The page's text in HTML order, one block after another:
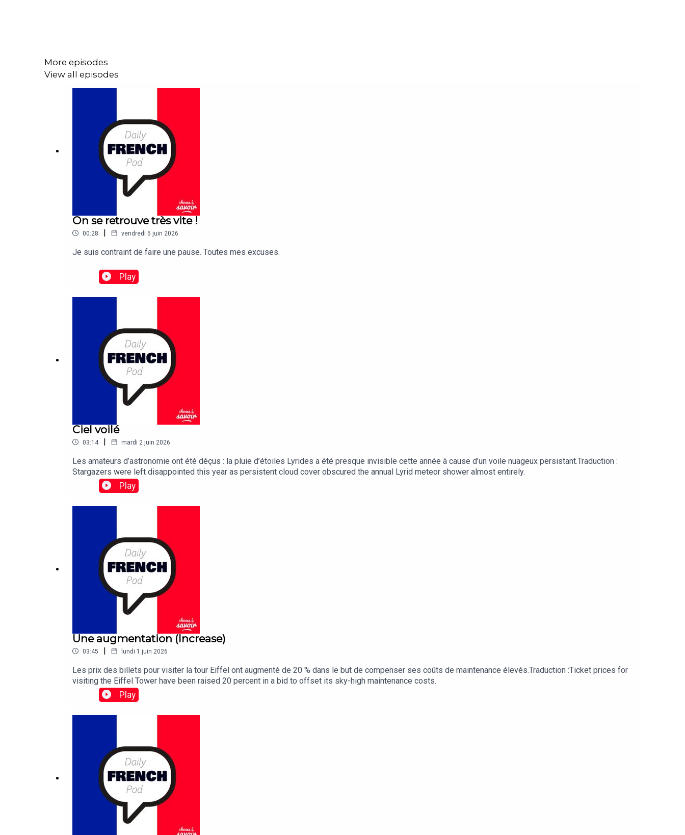
More episodes
View all episodes
On se retrouve très vite !
00:28 | vendredi 5 juin 2026
Je suis contraint de faire une pause. Toutes mes excuses.
Play
Ciel voilé
03:14 | mardi 2 juin 2026
Les amateurs d’astronomie ont été déçus : la pluie d’étoiles Lyrides a été presque invisible cette année à cause d’un voile nuageux persistant.Traduction :
Stargazers were left disappointed this year as persistent cloud cover obscured the annual Lyrid meteor shower almost entirely.
Play
Une augmentation (Increase)
03:45 | lundi 1 juin 2026
Les prix des billets pour visiter la tour Eiffel ont augmenté de 20 % dans le but de compenser ses coûts de maintenance élevés.Traduction :Ticket prices for
visiting the Eiffel Tower have been raised 20 percent in a bid to offset its sky-high maintenance costs.
Play